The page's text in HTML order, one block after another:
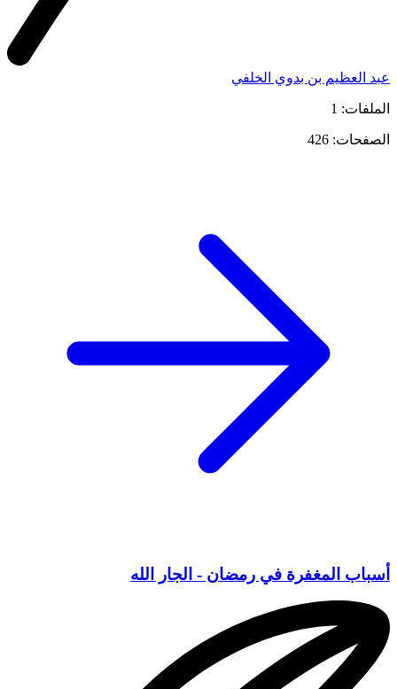
عبد العظيم بن بدوي الخلفي
الملفات: 1
الصفحات: 426
أسباب المغفرة في رمضان - الجار الله